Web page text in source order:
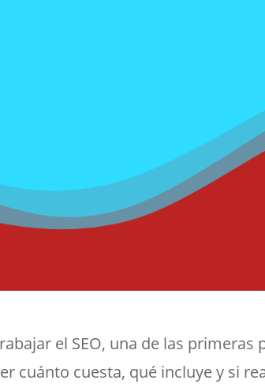
y cómo saber
el SEO, una de las primeras
cuánto cuesta, qué incluye y si